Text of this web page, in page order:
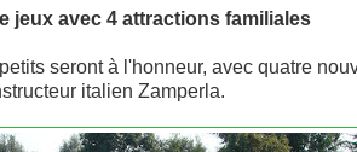
jeux avec 4 attractions familiales
seront à l'honneur, avec quatre
italien Zamperla.